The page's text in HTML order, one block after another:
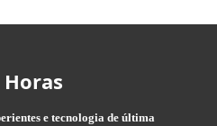
e tecnologia de última